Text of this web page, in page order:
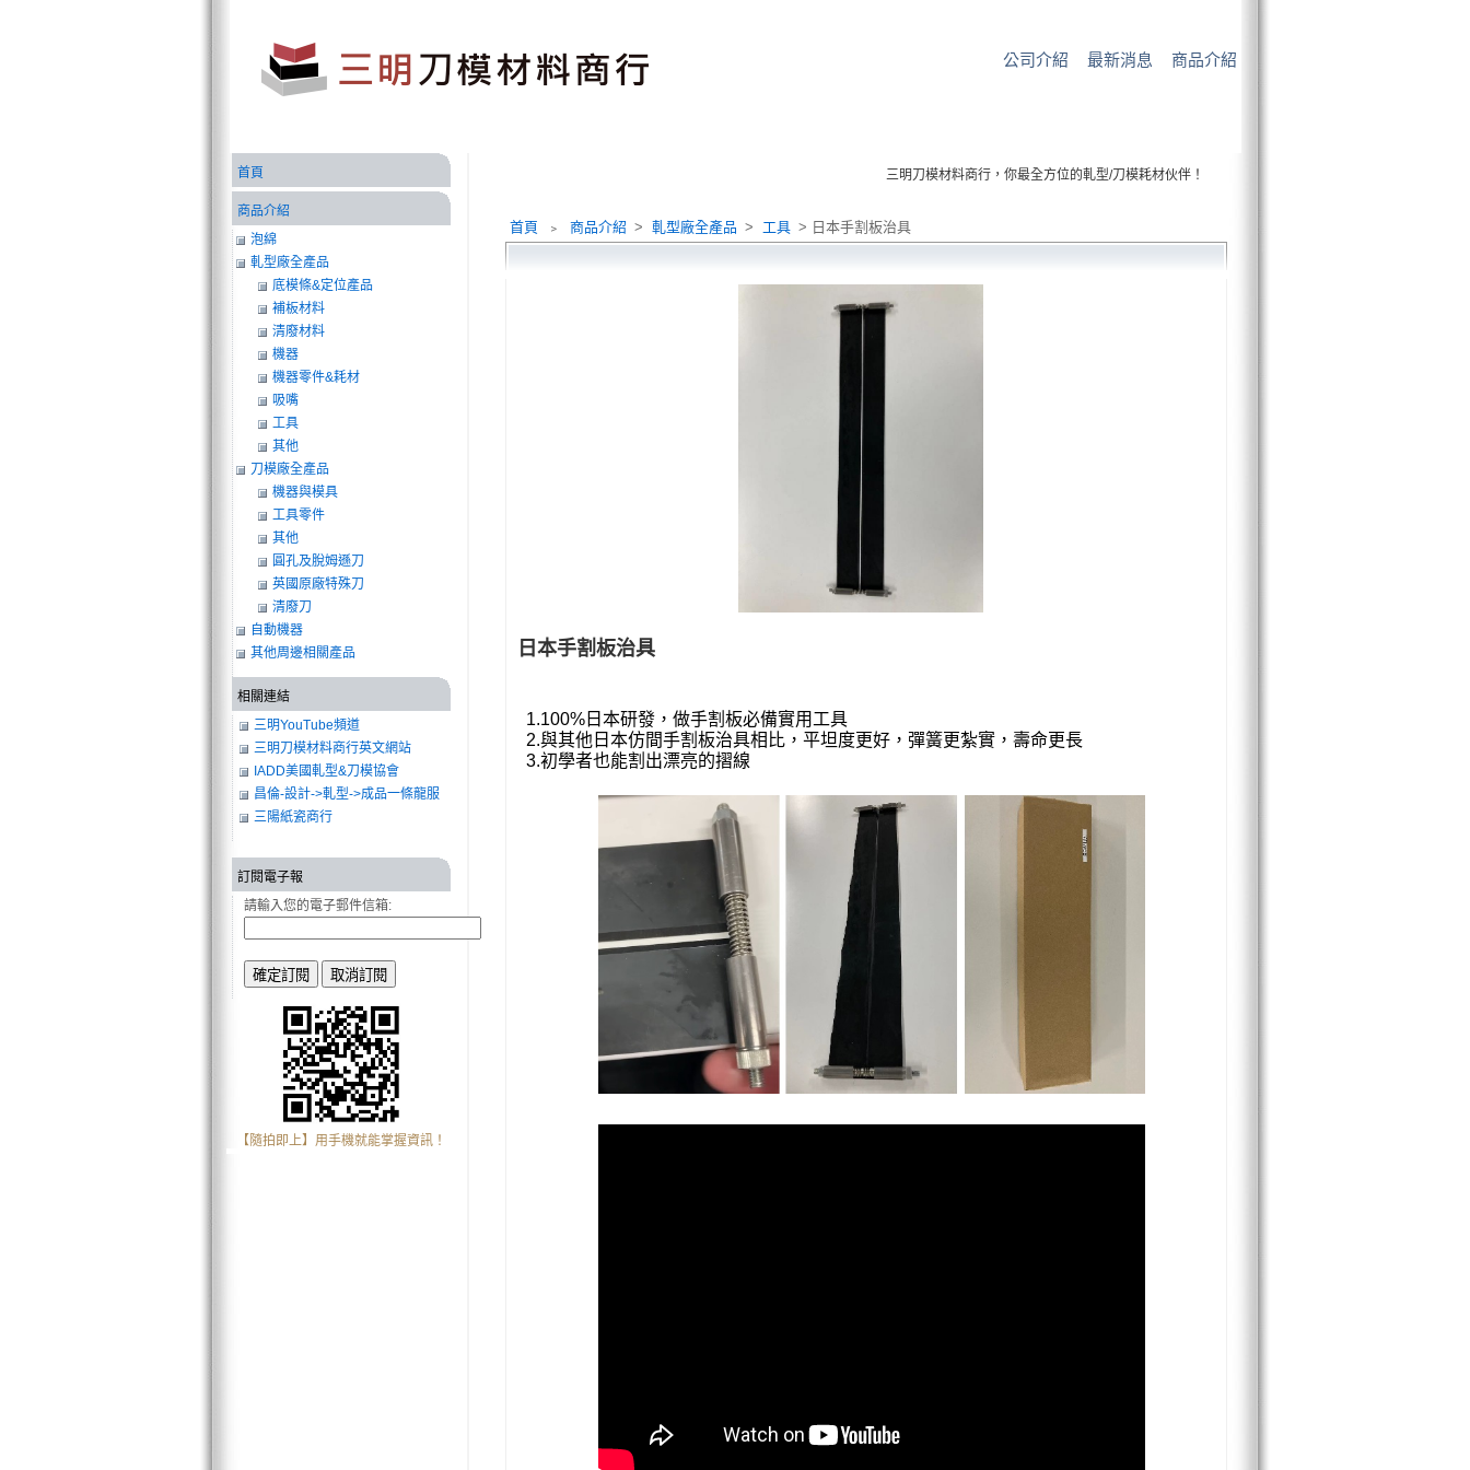
公司介紹 最新消息 商品介紹
三明刀模材料商行，你最全方位的軋型/刀模耗材伙伴！
首頁 ﹥ 商品介紹 > 軋型廠全產品 > 工具 > 日本手割板治具
日本手割板治具
1.100%日本研發， 做手割板必備實用工具
2.與其他日本仿間手割板治具相比，平坦度更好，彈簧更紮實，壽命更長
3.初學者也能割出漂亮的摺線
首頁
商品介紹
泡綿
軋型廠全產品
底模條&定位產品
補板材料
清廢材料
機器
機器零件&耗材
吸嘴
工具
其他
刀模廠全產品
機器與模具
工具零件
其他
圓孔及脫姆遜刀
英國原廠特殊刀
清廢刀
自動機器
其他周邊相關產品
相關連結
三明YouTube頻道
三明刀模材料商行英文網站
IADD美國軋型&刀模協會
昌倫-設計->軋型->成品一條龍服
務
三陽紙瓷商行
訂閱電子報
請輸入您的電子郵件信箱:
【隨拍即上】用手機就能掌握資訊！